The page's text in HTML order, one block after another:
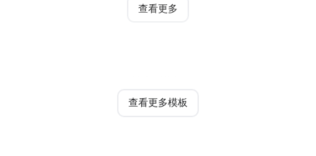
查看更多
查看更多模板